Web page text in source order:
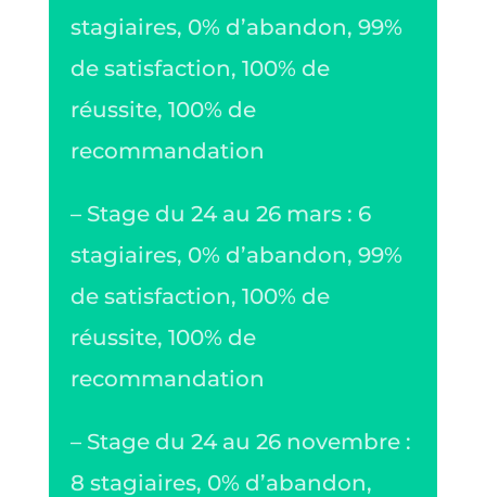
stagiaires, 0% d’abandon, 99%
de satisfaction, 100% de
réussite, 100% de
recommandation
– Stage du 24 au 26 mars : 6
stagiaires, 0% d’abandon, 99%
de satisfaction, 100% de
réussite, 100% de
recommandation
– Stage du 24 au 26 novembre :
8 stagiaires, 0% d’abandon,